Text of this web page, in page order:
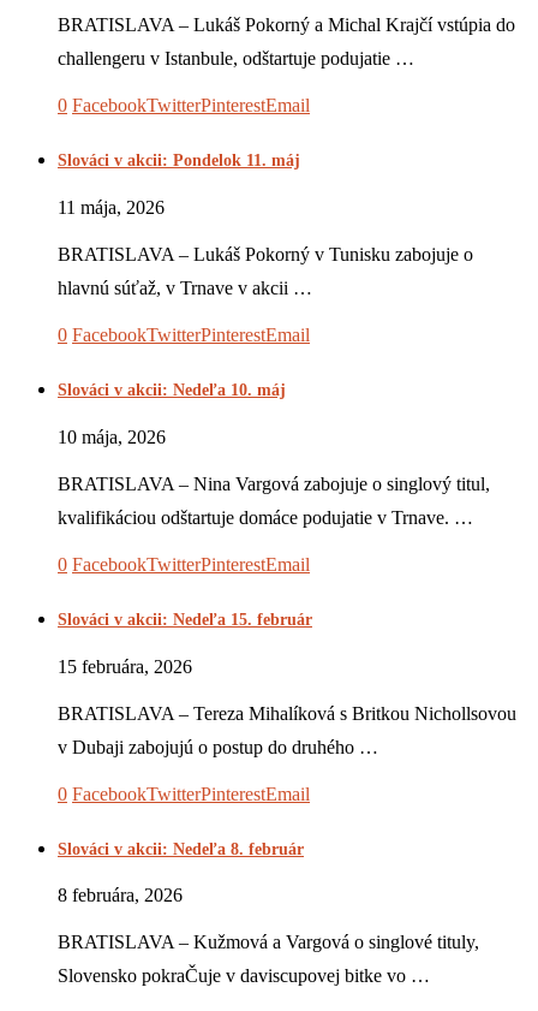
BRATISLAVA – Lukáš Pokorný a Michal Krajčí vstúpia do
challengeru v Istanbule, odštartuje podujatie …
0 FacebookTwitterPinterestEmail
Slováci v akcii: Pondelok 11. máj
11 mája, 2026
BRATISLAVA – Lukáš Pokorný v Tunisku zabojuje o
hlavnú súťaž, v Trnave v akcii …
0 FacebookTwitterPinterestEmail
Slováci v akcii: Nedeľa 10. máj
10 mája, 2026
BRATISLAVA – Nina Vargová zabojuje o singlový titul,
kvalifikáciou odštartuje domáce podujatie v Trnave. …
0 FacebookTwitterPinterestEmail
Slováci v akcii: Nedeľa 15. február
15 februára, 2026
BRATISLAVA – Tereza Mihalíková s Britkou Nichollsovou
v Dubaji zabojujú o postup do druhého …
0 FacebookTwitterPinterestEmail
Slováci v akcii: Nedeľa 8. február
8 februára, 2026
BRATISLAVA – Kužmová a Vargová o singlové tituly,
Slovensko pokraČuje v daviscupovej bitke vo …